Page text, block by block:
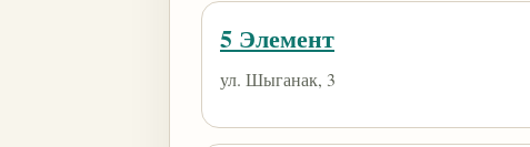
5 Элемент
ул. Шыганак, 3